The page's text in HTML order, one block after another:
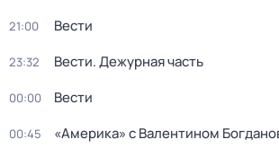
21:00 Вести
23:32 Вести. Дежурная часть
00:00 Вести
00:45 «Америка» с Валентином